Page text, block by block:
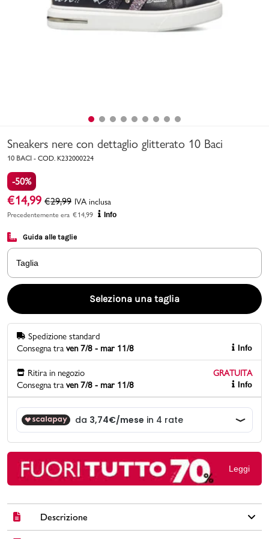
Bambino
Marchi
Accedi | Registrati
Carrello
Promo & News
negozi
contatti
pcard
Gift card
Sneakers nere con dettaglio glitterato 10 Baci
10 BACI - COD. K232000224
-50%
€14,99 €29,99 IVA inclusa
Precedentemente era €14,99 Info
Guida alle taglie
Taglia
Seleziona una taglia
Spedizione standard
Consegna tra ven 7/8 - mar 11/8 Info
Ritira in negozio
GRATUITA
Consegna tra ven 7/8 - mar 11/8 Info
Leggi
Descrizione